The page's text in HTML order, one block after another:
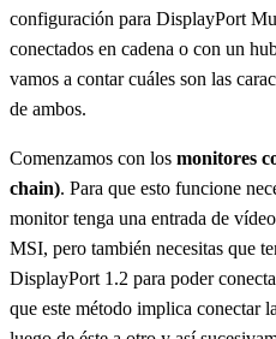
configuración para DisplayPort
conectados en cadena o con un
vamos a contar cuáles son las
de ambos.
Comenzamos con los monitores
chain). Para que esto funcione
monitor tenga una entrada de
MSI, pero también necesitas que
DisplayPort 1.2 para poder
que este método implica conectar